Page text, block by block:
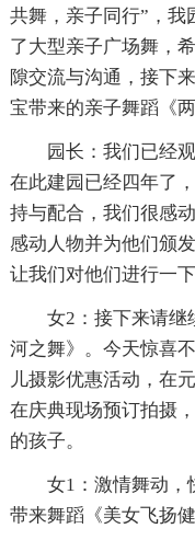
共舞，亲子同行”，我
了大型亲子广场舞，
隙交流与沟通，接下
宝带来的亲子舞蹈《
园长：我们已经
在此建园已经四年了
持与配合，我们很感
感动人物并为他们颁
让我们对他们进行一
女2：接下来请继
河之舞》。今天惊喜
儿摄影优惠活动，在
在庆典现场预订拍摄
的孩子。
女1：激情舞动，
带来舞蹈《美女飞扬健